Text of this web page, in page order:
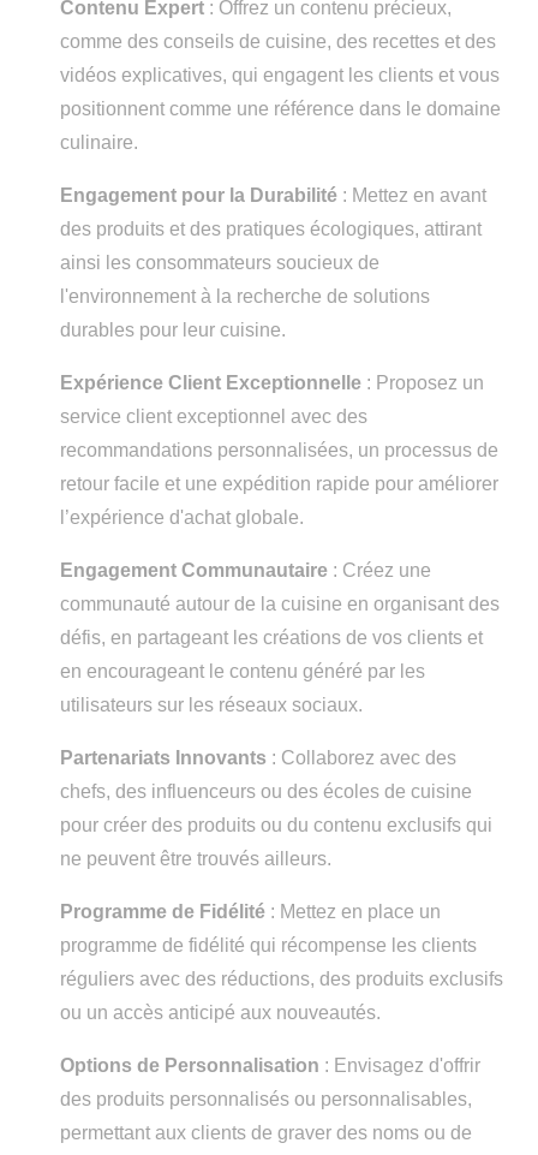
Contenu Expert : Offrez un contenu précieux,
comme des conseils de cuisine, des recettes et des
vidéos explicatives, qui engagent les clients et vous
positionnent comme une référence dans le domaine
culinaire.
Engagement pour la Durabilité : Mettez en avant
des produits et des pratiques écologiques, attirant
ainsi les consommateurs soucieux de
l'environnement à la recherche de solutions
durables pour leur cuisine.
Expérience Client Exceptionnelle : Proposez un
service client exceptionnel avec des
recommandations personnalisées, un processus de
retour facile et une expédition rapide pour améliorer
l’expérience d'achat globale.
Engagement Communautaire : Créez une
communauté autour de la cuisine en organisant des
défis, en partageant les créations de vos clients et
en encourageant le contenu généré par les
utilisateurs sur les réseaux sociaux.
Partenariats Innovants : Collaborez avec des
chefs, des influenceurs ou des écoles de cuisine
pour créer des produits ou du contenu exclusifs qui
ne peuvent être trouvés ailleurs.
Programme de Fidélité : Mettez en place un
programme de fidélité qui récompense les clients
réguliers avec des réductions, des produits exclusifs
ou un accès anticipé aux nouveautés.
Options de Personnalisation : Envisagez d'offrir
des produits personnalisés ou personnalisables,
permettant aux clients de graver des noms ou de